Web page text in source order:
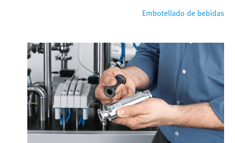
Embotellado de bebidas